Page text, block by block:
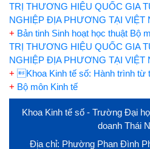
TRỊ THƯƠNG HIỆU QUỐC GIA
NGHIỆP ĐỊA PHƯƠNG TẠI VIỆT
+ Bản tinh Sinh hoạt học thuật Bộ
TRỊ THƯƠNG HIỆU QUỐC GIA
NGHIỆP ĐỊA PHƯƠNG TẠI VIỆT
+ Khoa Kinh tế số: Hành trình từ
+ Bộ môn Kinh tế
Khoa Kinh tế số - Trường Đại
doanh Thái
Địa chỉ: Phường Phan Đình